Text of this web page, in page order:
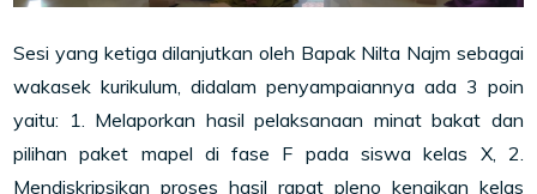
Sesi yang ketiga dilanjutkan oleh Bapak Nilta Najm sebagai
wakasek kurikulum, didalam penyampaiannya ada 3 poin
yaitu: 1. Melaporkan hasil pelaksanaan minat bakat dan
pilihan paket mapel di fase F pada siswa kelas X, 2.
Mendiskripsikan proses hasil rapat pleno kenaikan kelas